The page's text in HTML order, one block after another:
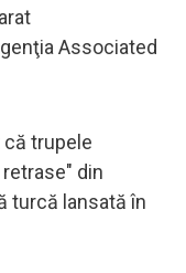
Associated
că trupele
din
turcă lansată în